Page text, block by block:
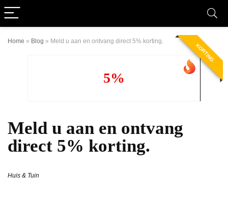
Home » Blog » Meld u aan en ontvang direct 5% korting.
KORTING
5%
Meld u aan en ontvang
direct 5% korting.
Huis & Tuin